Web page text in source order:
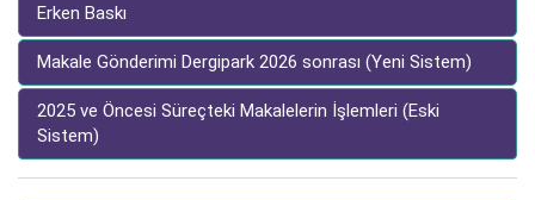
Erken Baskı
Makale Gönderimi Dergipark 2026 sonrası (Yeni Sistem)
2025 ve Öncesi Süreçteki Makalelerin İşlemleri (Eski
Sistem)